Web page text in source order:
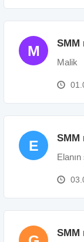
M SMM
Malik
E SMM
SMM